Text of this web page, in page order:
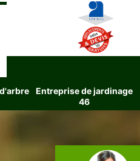
Entreprise de jardinage
46